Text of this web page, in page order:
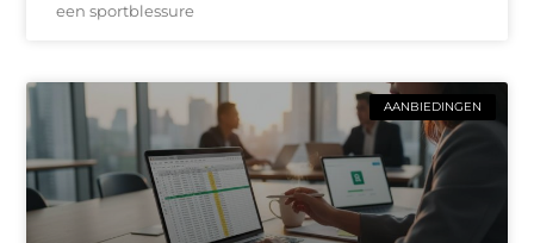
een sportblessure
AANBIEDINGEN